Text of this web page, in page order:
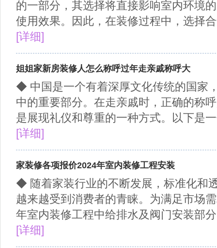
的一部分，其选择将直接影响室内环境
使用效果。因此，在装修过程中，选择
[详细]
姐姐家新房装修人怎么称呼过年走亲戚称呼大
◆ 中国是一个有着深厚文化传统的国家
中的重要部分。在走亲戚时，正确的称
是展现礼仪和尊重的一种方式。以下是
[详细]
家装修各项报价2024年室内装修工程安装
◆ 随着家装行业的不断发展，标准化和
越来越受到消费者的青睐。为满足市场
年室内装修工程中给排水及阀门安装部
[详细]